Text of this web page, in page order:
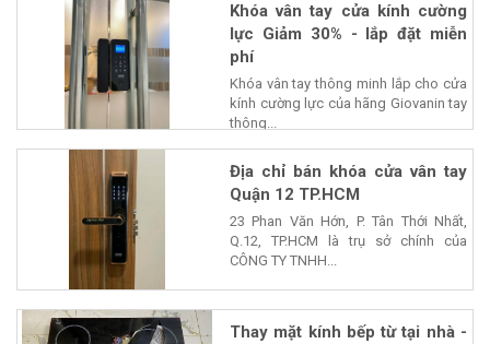
Khóa vân tay cửa kính cường
lực Giảm 30% - lắp đặt miễn
phí
Khóa vân tay thông minh lắp cho cửa
kính cường lực của hãng Giovanin tay
thông...
Địa chỉ bán khóa cửa vân tay
Quận 12 TP.HCM
23 Phan Văn Hớn, P. Tân Thới Nhất,
Q.12, TP.HCM là trụ sở chính của
CÔNG TY TNHH...
Thay mặt kính bếp từ tại nhà -